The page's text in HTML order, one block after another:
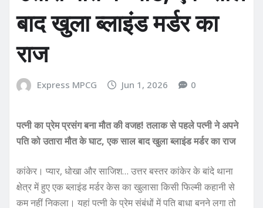
बाद खुला ब्लाइंड मर्डर का
राज
Express MPCG Jun 1, 2026 0
पत्नी का प्रेम प्रसंग बना मौत की वजह! तलाक से पहले पत्नी ने अपने
पति को उतारा मौत के घाट, एक साल बाद खुला ब्लाइंड मर्डर का राज
कांकेर। प्यार, धोखा और साजिश… उत्तर बस्तर कांकेर के बांदे थाना
क्षेत्र में हुए एक ब्लाइंड मर्डर केस का खुलासा किसी फिल्मी कहानी से
कम नहीं निकला। यहां पत्नी के प्रेम संबंधों में पति बाधा बनने लगा तो